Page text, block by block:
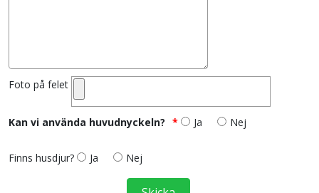
Foto på felet
Kan vi använda huvudnyckeln? Ja Nej
Finns husdjur? Ja Nej